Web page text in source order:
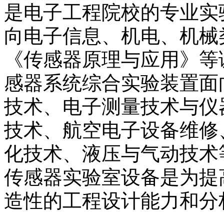
是电子工程院校的专业
向电子信息、机电、机
《传感器原理与应用》
感器系统综合实验装置
技术、电子测量技术与
技术、航空电子设备维
化技术、液压与气动技
传感器实验室设备是为
造性的工程设计能力和